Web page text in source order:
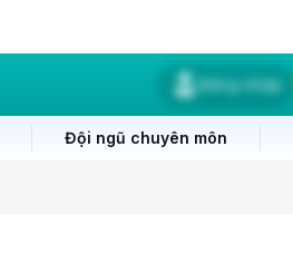
Đăng nhập
Đội ngũ chuyên môn